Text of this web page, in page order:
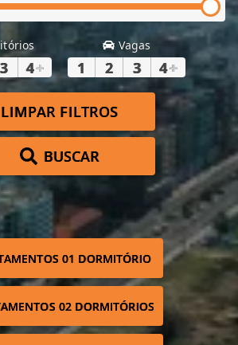
3 4+
Vagas
1 2 3 4+
LIMPAR FILTROS
BUSCAR
01 DORMITÓRIO
02 DORMITÓRIOS